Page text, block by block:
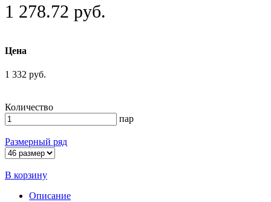
1 278.72 руб.
Цена
1 332 руб.
Количество
пар
Размерный ряд
В корзину
Описание